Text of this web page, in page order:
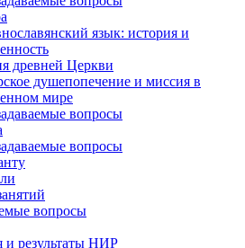
язык: история и
древней Церкви
душепопечение и миссия в
мире
вопросы
вопросы
вопросы
и результаты НИР